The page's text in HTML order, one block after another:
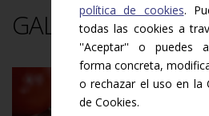
GALERÍA DE
política de cookies.
todas las cookies a
''Aceptar'' o puedes
forma concreta,
o rechazar el uso en la
de Cookies.